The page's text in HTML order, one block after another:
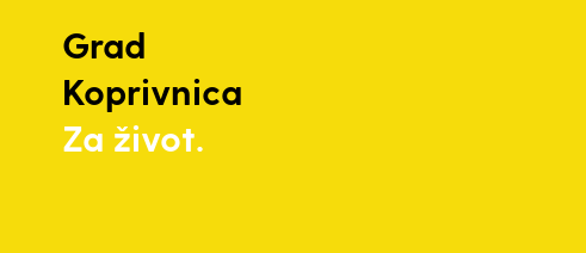
Grad
Koprivnica
Za život.